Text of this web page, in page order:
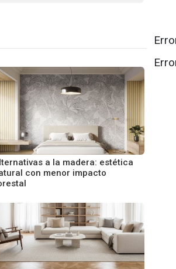
a la madera: estética
con menor impacto